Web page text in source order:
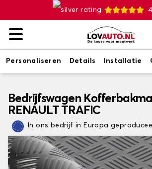
Personaliseren Details Installatie
Bedrijfswagen
RENAULT TRAFIC
In ons bedrijf in Europa